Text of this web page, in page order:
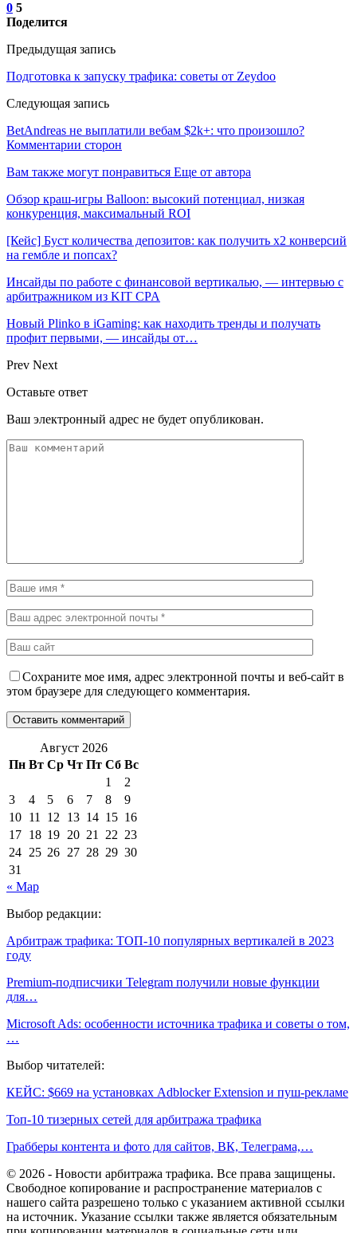
0 5
Поделится
Предыдущая запись
Подготовка к запуску трафика: советы от Zeydoo
Следующая запись
BetAndreas не выплатили вебам $2k+: что произошло?
Комментарии сторон
Вам также могут понравиться Еще от автора
Обзор краш-игры Balloon: высокий потенциал, низкая
конкуренция, максимальный ROI
[Кейс] Буст количества депозитов: как получить х2 конверсий
на гембле и попсах?
Инсайды по работе с финансовой вертикалью, — интервью с
арбитражником из KIT CPA
Новый Plinko в iGaming: как находить тренды и получать
профит первыми, — инсайды от…
Prev Next
Оставьте ответ
Ваш электронный адрес не будет опубликован.
Сохраните мое имя, адрес электронной почты и веб-сайт в
этом браузере для следующего комментария.
Август 2026
Пн Вт Ср Чт Пт Сб Вс
1
2
3
4 5 6 7 8
9
10 11 12 13 14 15 16
17 18 19 20 21 22 23
24 25 26 27 28 29 30
31
« Мар
Выбор редакции:
Арбитраж трафика: ТОП-10 популярных вертикалей в 2023
году
Premium-подписчики Telegram получили новые функции
для…
Microsoft Ads: особенности источника трафика и советы о том,
…
Выбор читателей:
КЕЙС: $669 на установках Adblocker Extension и пуш-рекламе
Топ-10 тизерных сетей для арбитража трафика
Грабберы контента и фото для сайтов, ВК, Телеграма,…
© 2026 - Новости арбитража трафика. Все права защищены.
Свободное копирование и распространение материалов с
нашего сайта разрешено только с указанием активной ссылки
на источник. Указание ссылки также является обязательным